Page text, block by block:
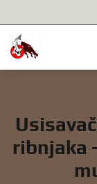
ribnjaka